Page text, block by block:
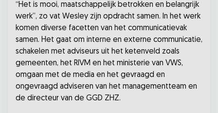
“Het is mooi, maatschappelijk betrokken en belangrijk
werk”, zo vat Wesley zijn opdracht samen. In het werk
komen diverse facetten van het communicatievak
samen. Het gaat om interne en externe communicatie,
schakelen met adviseurs uit het ketenveld zoals
gemeenten, het RIVM en het ministerie van VWS,
omgaan met de media en het gevraagd en
ongevraagd adviseren van het managementteam en
de directeur van de GGD ZHZ.